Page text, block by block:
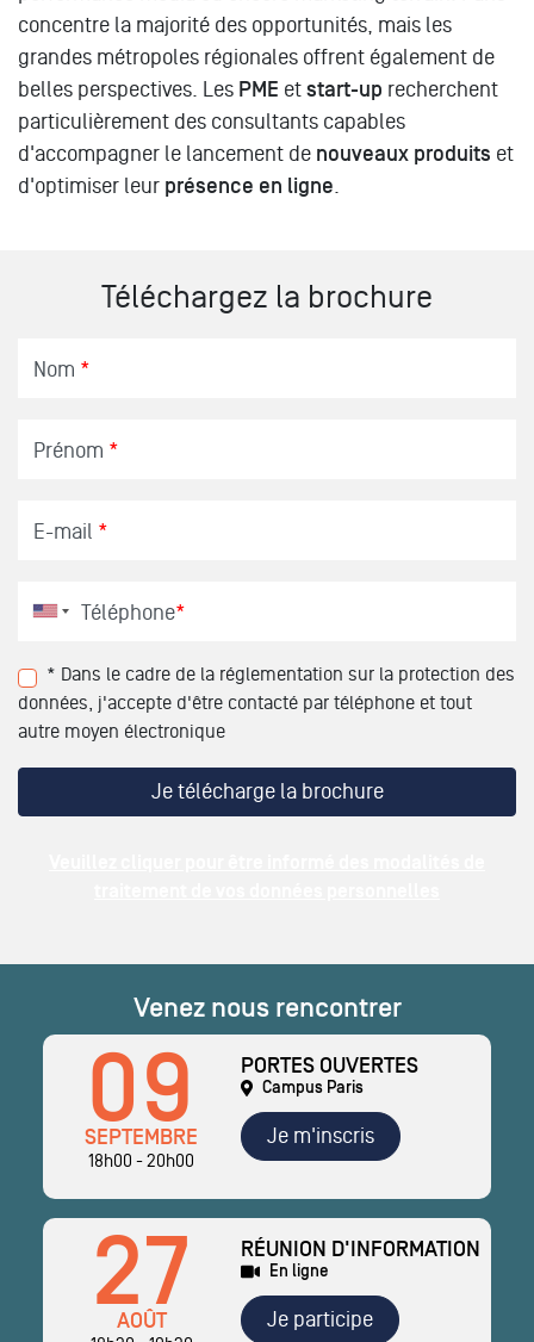
concentre la majorité des opportunités, mais les
grandes métropoles régionales offrent également de
belles perspectives. Les PME et start-up recherchent
particulièrement des consultants capables
d'accompagner le lancement de nouveaux produits et
d'optimiser leur présence en ligne
Téléchargez la brochure
Nom *
Prénom *
E-mail *
Téléphone*
* Dans le cadre de la réglementation sur la protection des
données, j'accepte d'être contacté par téléphone et tout
autre moyen électronique
Venez nous rencontrer
09
SEPTEMBRE
18h00 - 20h00
PORTES OUVERTES
Campus Paris
Je m'inscris
27
AOÛT
RÉUNION D'INFORMATION
En ligne
Je participe